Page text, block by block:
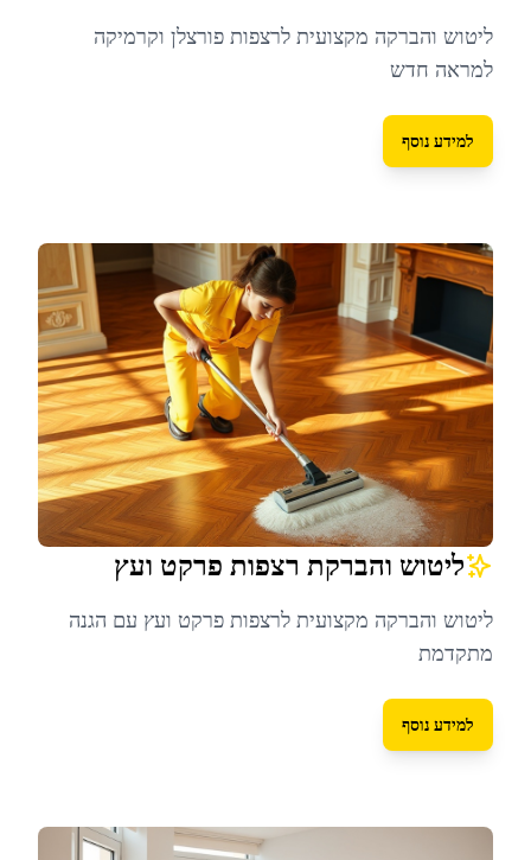
ליטוש והברקה מקצועית לרצפות פורצלן וקרמיקה
למראה חדש
למידע נוסף
ליטוש והברקת רצפות פרקט ועץ
ליטוש והברקה מקצועית לרצפות פרקט ועץ עם הגנה
מתקדמת
למידע נוסף